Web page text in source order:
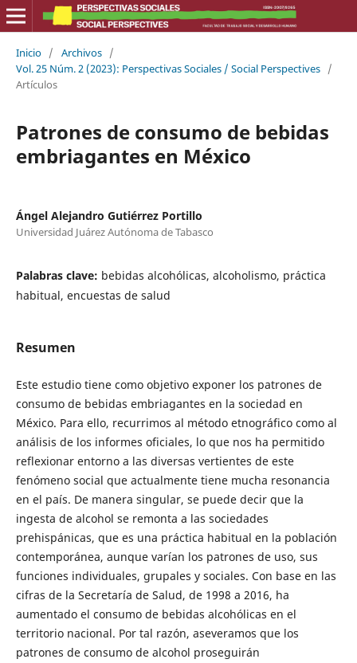
Inicio / Archivos /
Vol. 25 Núm. 2 (2023): Perspectivas Sociales / Social Perspectives /
Artículos
Patrones de consumo de bebidas
embriagantes en México
Ángel Alejandro Gutiérrez Portillo
Universidad Juárez Autónoma de Tabasco
Palabras clave: bebidas alcohólicas, alcoholismo, práctica
habitual, encuestas de salud
Resumen
Este estudio tiene como objetivo exponer los patrones de
consumo de bebidas embriagantes en la sociedad en
México. Para ello, recurrimos al método etnográfico como al
análisis de los informes oficiales, lo que nos ha permitido
reflexionar entorno a las diversas vertientes de este
fenómeno social que actualmente tiene mucha resonancia
en el país. De manera singular, se puede decir que la
ingesta de alcohol se remonta a las sociedades
prehispánicas, que es una práctica habitual en la población
contemporánea, aunque varían los patrones de uso, sus
funciones individuales, grupales y sociales. Con base en las
cifras de la Secretaría de Salud, de 1998 a 2016, ha
aumentado el consumo de bebidas alcohólicas en el
territorio nacional. Por tal razón, aseveramos que los
patrones de consumo de alcohol proseguirán